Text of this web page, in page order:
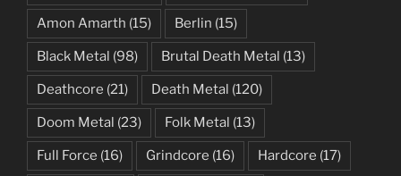
Amon Amarth (15) Berlin (15)
Black Metal (98) Brutal Death Metal (13)
Deathcore (21) Death Metal (120)
Doom Metal (23) Folk Metal (13)
Full Force (16) Grindcore (16) Hardcore (17)